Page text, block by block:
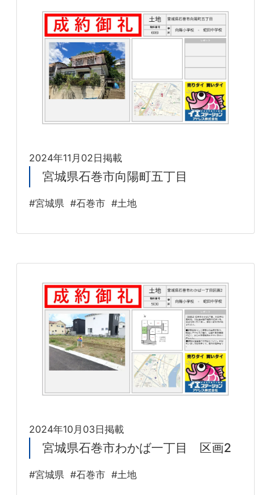
2024年11月02日掲載
宮城県石巻市向陽町五丁目
#宮城県 #石巻市 #土地
2024年10月03日掲載
宮城県石巻市わかば一丁目 区画2
#宮城県 #石巻市 #土地